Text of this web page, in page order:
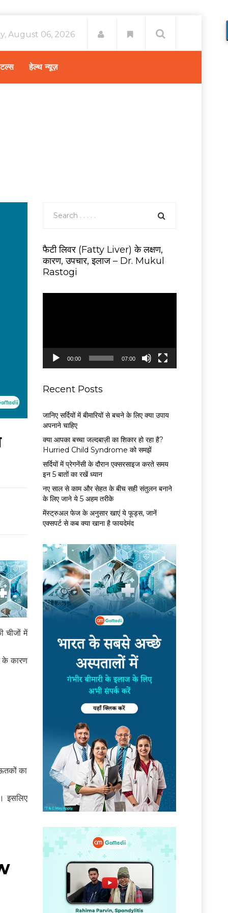
August 06, 2026
हेल्थ न्यूज़
चीजों में
के कारण
का
इसलिए
फैटी लिवर (Fatty Liver) के लक्षण,
कारण, उपचार, इलाज – Dr. Mukul
Rastogi
y
00:00 07:00
Recent Posts
जानिए सर्दियों में बीमारियों से बचने के लिए क्या उपाय
अपनाने चाहिए
क्या आपका बच्चा जल्दबाज़ी का शिकार हो रहा है?
Hurried Child Syndrome को समझें
सर्द‍ियों में प्रेगनेंसी के दौरान एक्सरसाइज करते समय
इन 5 बातों का रखें ध्यान
नए साल से काम और सेहत के बीच सही संतुलन बनाने
के लिए जाने ये 5 अहम तरीके
मेंस्ट्रुअल फेज के अनुसार खाएं ये फूड्स, जानें
एक्सपर्ट से कब क्या खाना है फायदेमंद